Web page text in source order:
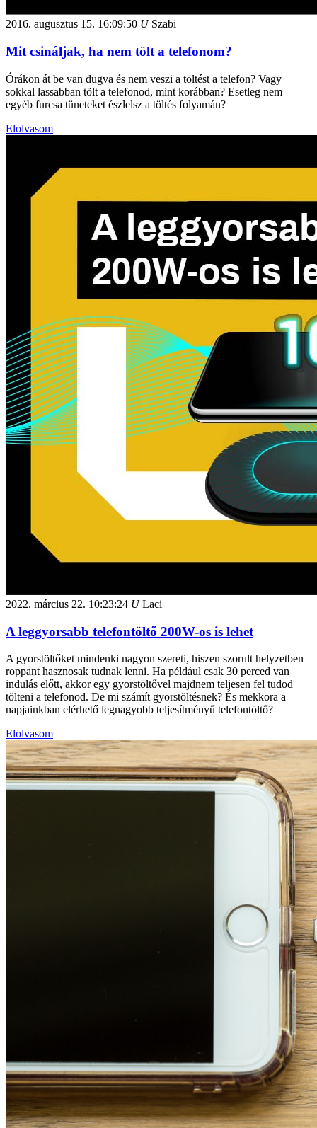
2016. augusztus 15. 16:09:50 USzabi
Mit csináljak, ha nem tölt a telefonom?
Órákon át be van dugva és nem veszi a töltést a telefon? Vagy
sokkal lassabban tölt a telefonod, mint korábban? Esetleg nem
egyéb furcsa tüneteket észlelsz a töltés folyamán?
Elolvasom
2022. március 22. 10:23:24 ULaci
A leggyorsabb telefontöltő 200W-os is lehet
A gyorstöltőket mindenki nagyon szereti, hiszen szorult helyzetben
roppant hasznosak tudnak lenni. Ha például csak 30 perced van
indulás előtt, akkor egy gyorstöltővel majdnem teljesen fel tudod
tölteni a telefonod. De mi számít gyorstöltésnek? És mekkora a
napjainkban elérhető legnagyobb teljesítményű telefontöltő?
Elolvasom